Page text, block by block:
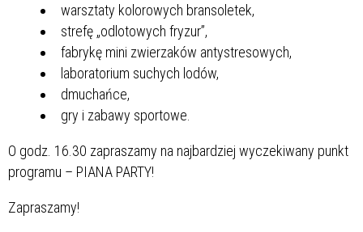
warsztaty kolorowych bransoletek,
strefę „odlotowych fryzur”,
fabrykę mini zwierzaków antystresowych,
laboratorium suchych lodów,
dmuchańce,
gry i zabawy sportowe.
O godz. 16.30 zapraszamy na najbardziej wyczekiwany punkt
programu – PIANA PARTY!
Zapraszamy!